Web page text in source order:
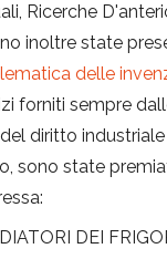
Ricerche
inoltre state
delle
forniti sempre
diritto
sono state
DEI